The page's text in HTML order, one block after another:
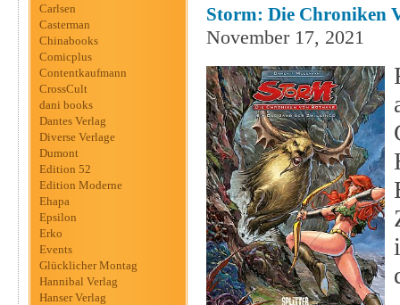
Carlsen
Casterman
Chinabooks
Comicplus
Contentkaufmann
CrossCult
dani books
Dantes Verlag
Diverse Verlage
Dumont
Edition 52
Edition Moderne
Ehapa
Epsilon
Erko
Events
Glücklicher Montag
Hannibal Verlag
Hanser Verlag
Storm: Die Chroniken
November 17, 2021